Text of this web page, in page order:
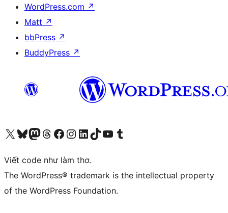
WordPress.com ↗
Matt ↗
bbPress ↗
BuddyPress ↗
Truy cập tài khoản X (trước đây là Twitter) của chúng tôiVisit our Bluesky account
Visit our Mastodon account
Visit our Threads account
Xem trang Facebook của chúng tôiTruy cập tài khoản Instagram của chúng tôiTruy cập tài khoản LinkedIn của chúng tôiVisit our TikTok account
Truy cập kênh YouTube của chúng tôi Visit our Tumblr account
Viết code như làm thơ.
The WordPress® trademark is the intellectual property
of the WordPress Foundation.